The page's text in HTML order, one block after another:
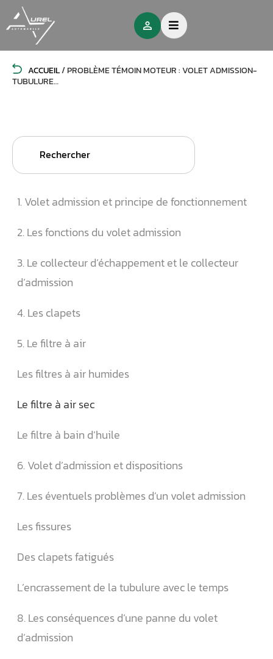
ACCUEIL/PROBLÈME TÉMOIN MOTEUR : VOLET ADMISSION-
TUBULURE…
Search
1. Volet admission et principe de fonctionnement
2. Les fonctions du volet admission
3. Le collecteur d’échappement et le collecteur
d’admission
4. Les clapets
5. Le filtre à air
Les filtres à air humides
Le filtre à air sec
Le filtre à bain d’huile
6. Volet d’admission et dispositions
7. Les éventuels problèmes d’un volet admission
Les fissures
Des clapets fatigués
L’encrassement de la tubulure avec le temps
8. Les conséquences d’une panne du volet
d’admission